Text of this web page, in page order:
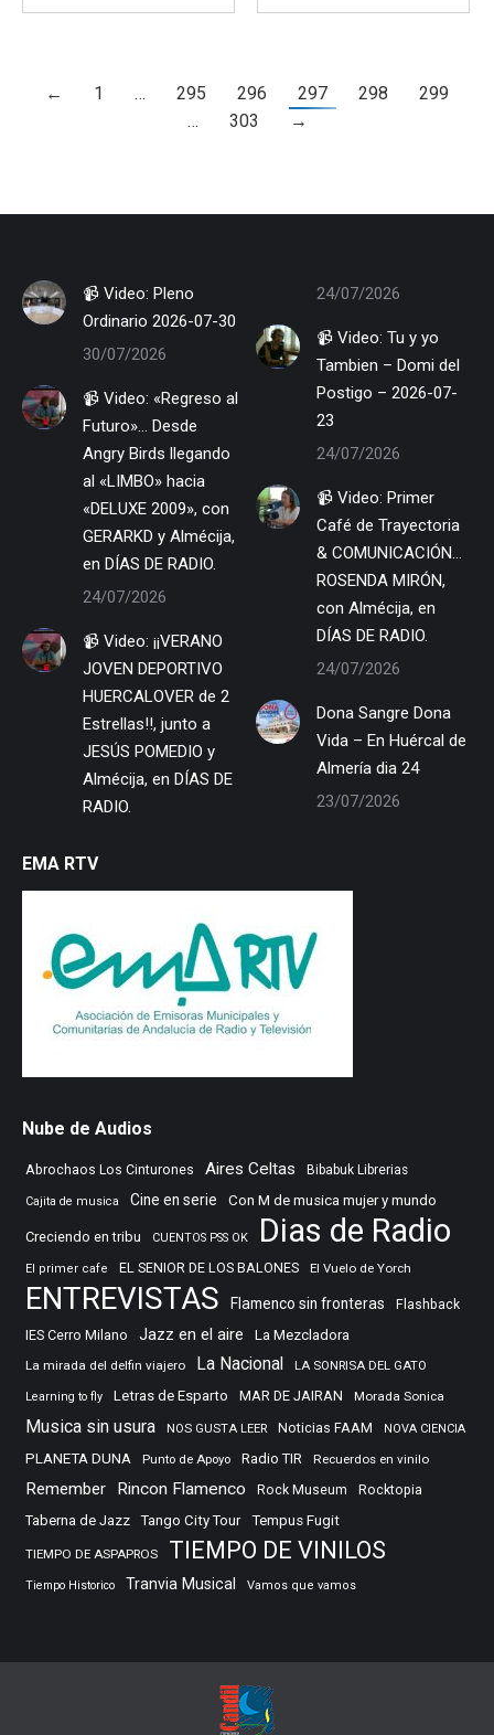
concon
← 1 … 295 296 297 298
299
…
303 →
📹 Video: Pleno
Ordinario 2026-07-30
30/07/2026
📹 Video: «Regreso al
Futuro»… Desde
Angry Birds llegando
al «LIMBO» hacia
«DELUXE 2009», con
GERARKD y Almécija,
en DÍAS DE RADIO.
24/07/2026
📹 Video: ¡¡VERANO
JOVEN DEPORTIVO
HUERCALOVER de 2
Estrellas!!, junto a
JESÚS POMEDIO y
Almécija, en DÍAS DE
RADIO.
24/07/2026
📹 Video: Tu y yo
Tambien – Domi del
Postigo – 2026-07-
23
24/07/2026
📹 Video: Primer
Café de Trayectoria
& COMUNICACIÓN…
ROSENDA MIRÓN,
con Almécija, en
DÍAS DE RADIO.
24/07/2026
Dona Sangre Dona
Vida – En Huércal de
Almería dia 24
23/07/2026
EMA RTV
Nube de Audios
Abrochaos Los Cinturones Aires Celtas Bibabuk Librerias
Cajita de musica Cine en serie Con M de musica mujer y mundo
Creciendo en tribu CUENTOS PSS OK Dias de Radio
El primer cafe EL SENIOR DE LOS BALONES El Vuelo de Yorch
ENTREVISTAS Flamenco sin fronteras Flashback
IES Cerro Milano Jazz en el aire La Mezcladora
La mirada del delfin viajero La Nacional LA SONRISA DEL GATO
Learning to fly Letras de Esparto MAR DE JAIRAN Morada Sonica
Musica sin usura NOS GUSTA LEER Noticias FAAM NOVA CIENCIA
PLANETA DUNA Punto de Apoyo Radio TIR Recuerdos en vinilo
Remember Rincon Flamenco Rock Museum
Rocktopia
Taberna de Jazz
Tango City Tour Tempus Fugit
TIEMPO DE ASPAPROS TIEMPO DE VINILOS
Tiempo Historico Tranvia Musical Vamos que vamos